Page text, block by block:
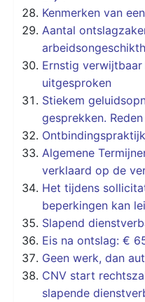
Kenmerken van
Aantal
Ernstig
uitgesproken
Stiekem
gesprekken.
Algemene
verklaard op de
Het tijdens
beperkingen kan
Slapend
Eis na ontslag: €
Geen werk, dan
CNV start
slapende